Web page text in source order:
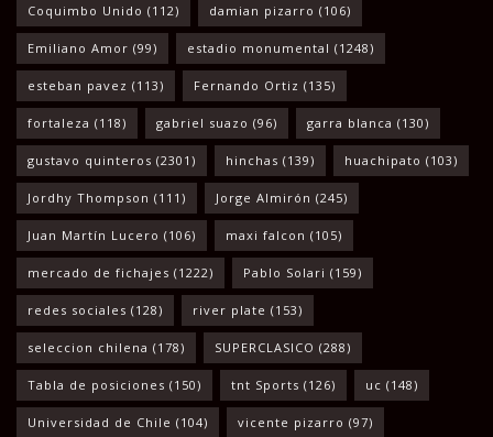
Coquimbo Unido (112) damian pizarro (106)
Emiliano Amor (99) estadio monumental (1248)
esteban pavez (113) Fernando Ortiz (135)
fortaleza (118) gabriel suazo (96) garra blanca (130)
gustavo quinteros (2301) hinchas (139) huachipato (103)
Jordhy Thompson (111) Jorge Almirón (245)
Juan Martín Lucero (106) maxi falcon (105)
mercado de fichajes (1222) Pablo Solari (159)
redes sociales (128) river plate (153)
seleccion chilena (178) SUPERCLASICO (288)
Tabla de posiciones (150) tnt Sports (126) uc (148)
Universidad de Chile (104) vicente pizarro (97)